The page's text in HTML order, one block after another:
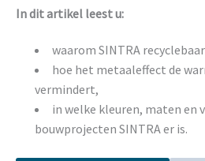
In dit artikel leest u:
waarom SINTRA
hoe het metaaleffect de
vermindert,
in welke kleuren, maten en
bouwprojecten SINTRA er is.